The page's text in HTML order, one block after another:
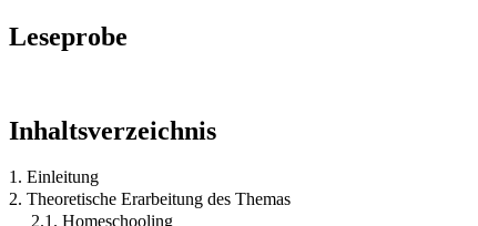
Leseprobe
Inhaltsverzeichnis
1. Einleitung
2. Theoretische Erarbeitung des Themas
2.1. Homeschooling